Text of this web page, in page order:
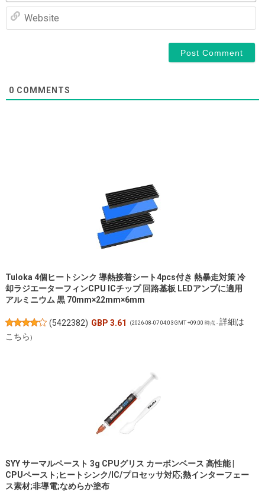
0 COMMENTS
Tuloka 4個ヒートシンク 導熱接着シート4pcs付き 熱暴走対策 冷
却ラジエーターフィンCPU ICチップ 回路基板 LEDアンプに適用
アルミニウム 黒 70mm×22mm×6mm
(5422382) GBP 3.61 (2026-08-07 04:03 GMT +09:00 時点 -詳細は
こちら)
SYY サーマルペースト 3g CPUグリス カーボンベース 高性能 |
CPUペースト;ヒートシンク/IC/プロセッサ対応;熱インターフェー
ス素材;非導電;なめらか塗布